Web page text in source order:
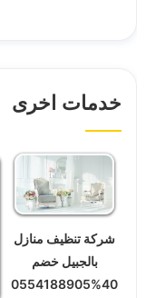
خدمات اخرى
شركة تنظيف منازل
بالجبيل خضم
40%0554188905